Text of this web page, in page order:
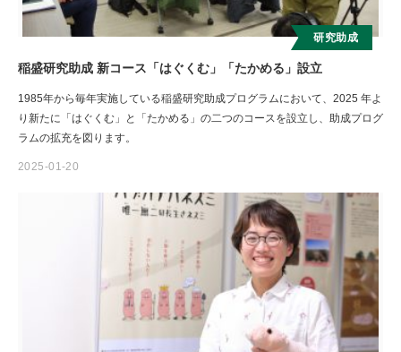
研究助成
稲盛研究助成 新コース「はぐくむ」「たかめる」設立
1985年から毎年実施している稲盛研究助成プログラムにおいて、2025 年よ
り新たに「はぐくむ」と「たかめる」の二つのコースを設立し、助成プログ
ラムの拡充を図ります。
2025-01-20